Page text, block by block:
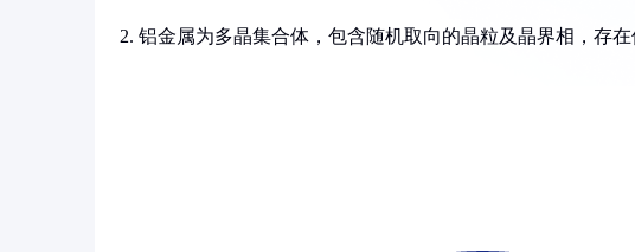
2. 铝金属为多晶集合体，包含随机取向的晶粒及晶界相，存